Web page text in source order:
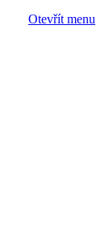
Otevřít menu